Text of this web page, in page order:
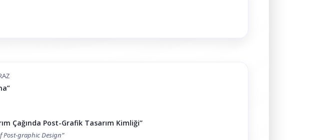
Çağında Post-Grafik Tasarım Kimliği”
Post-graphic Design”